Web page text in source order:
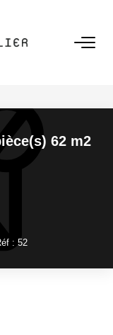
62 m2
: 52